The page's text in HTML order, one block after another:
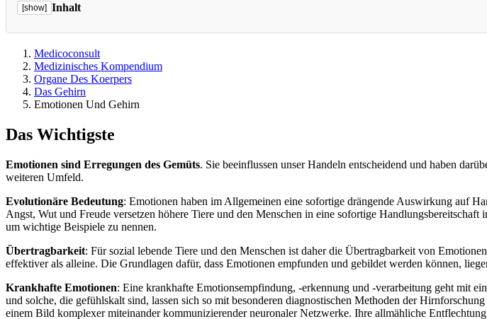
[show] Inhalt
Medicoconsult
Medizinisches Kompendium
Organe Des Koerpers
Das Gehirn
Emotionen Und Gehirn
Das Wichtigste
Emotionen sind Erregungen des Gemüts. Sie beeinflussen unser Handeln entscheidend und haben
weiteren Umfeld.
Evolutionäre Bedeutung: Emotionen haben im Allgemeinen eine sofortige drängende Auswirkung auf
Angst, Wut und Freude versetzen höhere Tiere und den Menschen in eine sofortige
um wichtige Beispiele zu nennen.
Übertragbarkeit: Für sozial lebende Tiere und den Menschen ist daher die Übertragbarkeit von
effektiver als alleine. Die Grundlagen dafür, dass Emotionen empfunden und gebildet werden können,
Krankhafte Emotionen: Eine krankhafte Emotionsempfindung, -erkennung und -verarbeitung geht mit
und solche, die gefühlskalt sind, lassen sich so mit besonderen diagnostischen Methoden der
einem Bild komplexer miteinander kommunizierender neuronaler Netzwerke. Ihre allmähliche